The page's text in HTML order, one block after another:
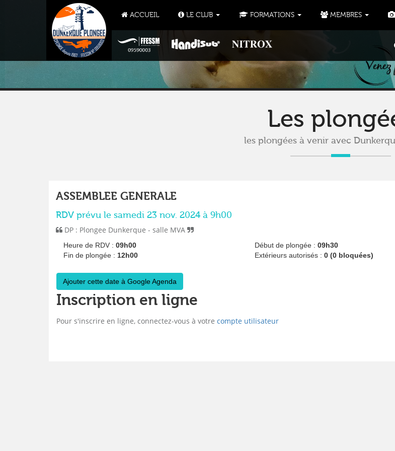
ACCUEIL LE CLUB FORMATIONS MEMBRES
Les
les plongées à venir avec
ASSEMBLEE GENERALE
RDV prévu le samedi 23 nov. 2024 à 9h00
DP : Plongee Dunkerque - salle MVA
Heure de RDV : 09h00 Début de plongée : 09h30
Fin de plongée : 12h00 Extérieurs autorisés : 0 (0 bloquées)
Ajouter cette date à Google Agenda
Inscription en ligne
Pour s'inscrire en ligne, connectez-vous à votre compte utilisateur